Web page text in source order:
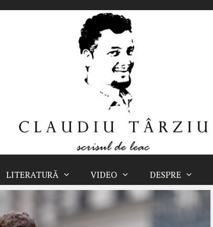
LITERATURĂ VIDEO DESPRE